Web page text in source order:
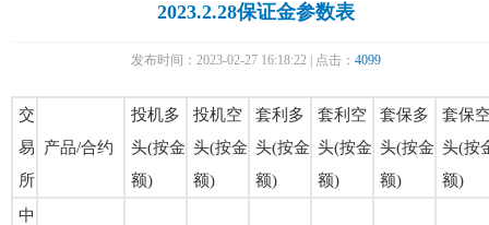
2023.2.28保证金参数表
发布时间：2023-02-27 16:18:22 | 点击： 4099
交
易
所
产品/合约
投机多
头(按金
额)
投机空
头(按金
额)
套利多
头(按金
额)
套利空
头(按金
额)
套保多
头(按金
额)
套保
头(按
额)
中